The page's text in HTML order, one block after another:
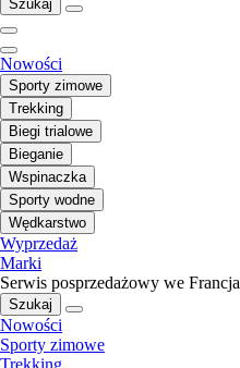
Szukaj
Nowości
Sporty zimowe
Trekking
Biegi trialowe
Bieganie
Wspinaczka
Sporty wodne
Wędkarstwo
Wyprzedaż
Marki
Serwis posprzedażowy we Francja
Szukaj
Nowości
Sporty zimowe
Trekking